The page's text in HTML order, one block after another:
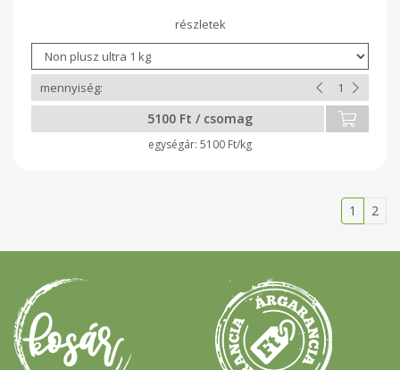
5100 Ft / csomag
5100 Ft/kg
1 2